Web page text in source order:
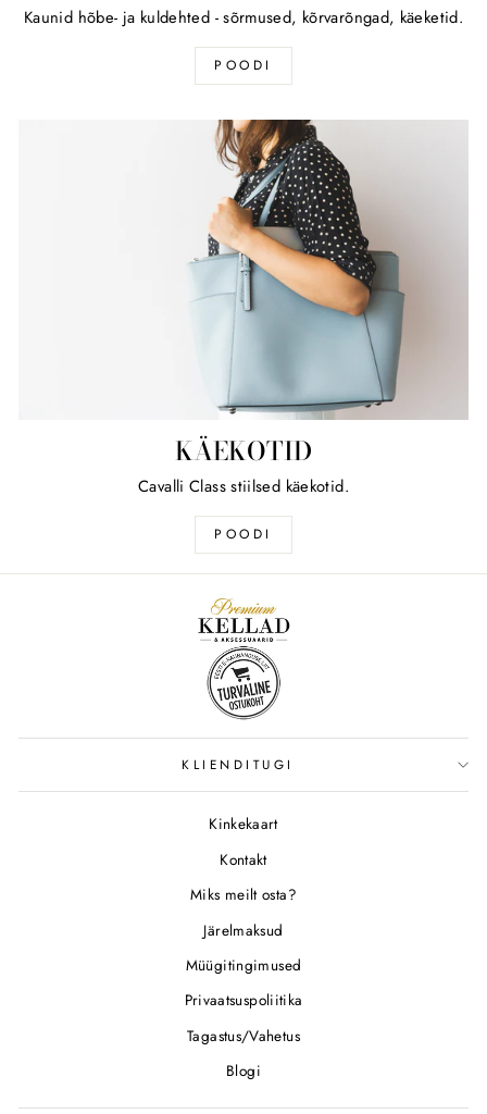
Kaunid hõbe- ja kuldehted - sõrmused, kõrvarõngad, käeketid.
POODI
KÄEKOTID
Cavalli Class stiilsed käekotid.
POODI
KLIENDITUGI
Kinkekaart
Kontakt
Miks meilt osta?
Järelmaksud
Müügitingimused
Privaatsuspoliitika
Tagastus/Vahetus
Blogi